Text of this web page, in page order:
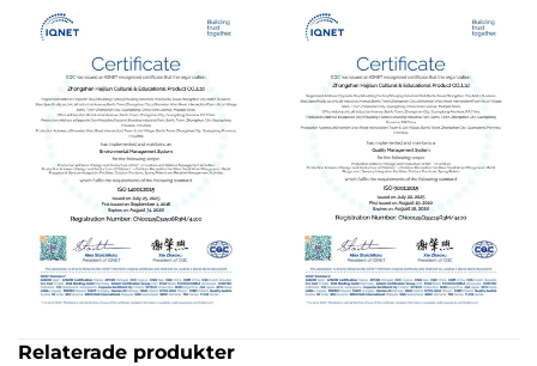
Relaterade produkter